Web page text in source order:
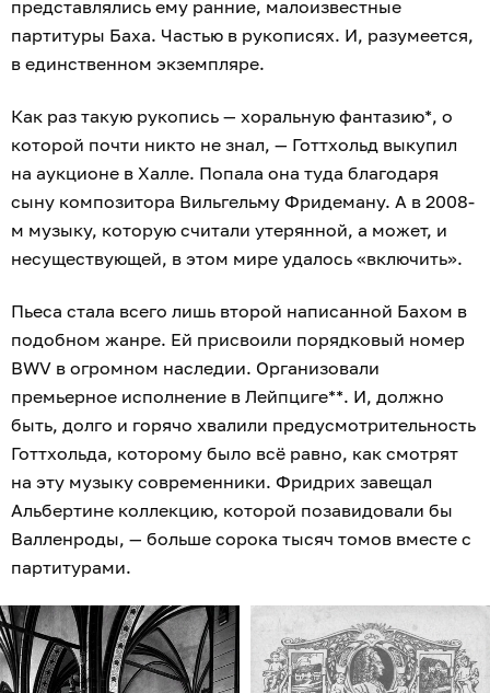
представлялись ему ранние, малоизвестные
партитуры Баха. Частью в рукописях. И, разумеется,
в единственном экземпляре.
Как раз такую рукопись — хоральную фантазию*, о
которой почти никто не знал, — Готтхольд выкупил
на аукционе в Халле. Попала она туда благодаря
сыну композитора Вильгельму Фридеману. А в 2008-
м музыку, которую считали утерянной, а может, и
несуществующей, в этом мире удалось «включить».
Пьеса стала всего лишь второй написанной Бахом в
подобном жанре. Ей присвоили порядковый номер
BWV в огромном наследии. Организовали
премьерное исполнение в Лейпциге**. И, должно
быть, долго и горячо хвалили предусмотрительность
Готтхольда, которому было всё равно, как смотрят
на эту музыку современники. Фридрих завещал
Альбертине коллекцию, которой позавидовали бы
Валленроды, — больше сорока тысяч томов вместе с
партитурами.